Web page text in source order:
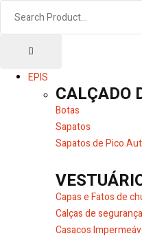
EPIS
CALÇADO
Botas
Sapatos
Sapatos de Pico
Capas e Fatos de
Calças de segurança
Casacos